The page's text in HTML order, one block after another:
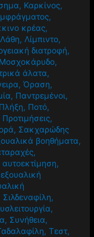
, Καρκίνος,
,
κρέας,
Λάθη, Λίμπιντο,
διατροφή,
Μοσχοκάρυδο,
άλατα,
,Όραση,
, Παντρεμένοι,
Πλήξη, Ποτό,
Προτιμήσεις,
, Σακχαρώδης
βοηθήματα,
,
,
Σιλδεναφίλη,
,
, Συνήθεια,
,Τεστ,